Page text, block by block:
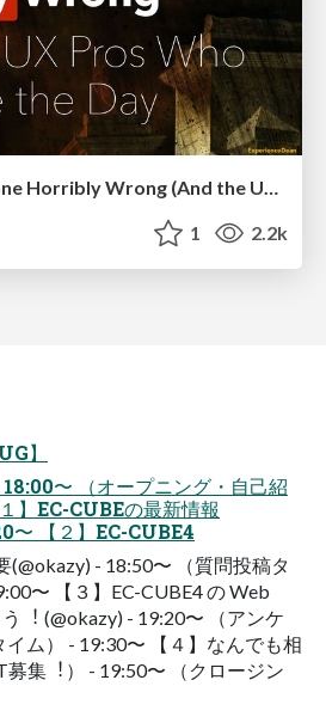
1 2.2k
】
〜 （オープニング・⾃⼰紹
】EC-CUBEの最新情報
【２】EC-CUBE4
(@okazy) - 18:50〜 （質問投稿タ
〜 【３】EC-CUBE4 の Web
︕ (@okazy) - 19:20〜 （アンケ
イム） - 19:30〜 【４】なんでも相
集︕） - 19:50〜 （クロージン